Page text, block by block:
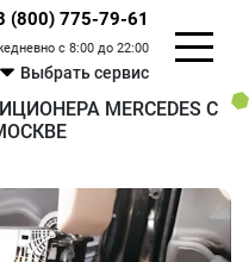
(800) 775-79-61
с 8:00 до 22:00
Выбрать сервис
MERCEDES C